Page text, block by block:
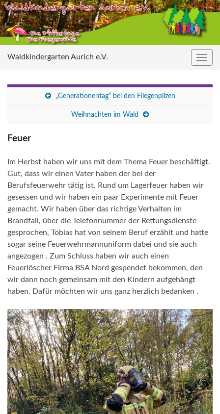
Waldkindergarten Aurich e.V.
„Generationentag“ bei den Fliegenpilzen
Weihnachten im Wald
Feuer
Im Herbst haben wir uns mit dem Thema Feuer beschäftigt.
Gut, dass wir einen Vater haben der bei der
Berufsfeuerwehr tätig ist. Rund um Lagerfeuer haben wir
gesessen und wir haben ein paar Experimente mit Feuer
gemacht. Wir haben über das richtige Verhalten im
Brandfall, über die Telefonnummer der Rettungsdienste
gesprochen, Tobias hat von seinem Beruf erzählt und hatte
sogar seine Feuerwehrmannuniform dabei und sie auch
angezogen . Zum Schluss haben wir auch einen
Feuerlöscher Firma BSA Nord gespendet bekommen, den
wir dann noch gemeinsam mit den Kindern aufgehängt
haben. Dafür möchten wir uns ganz herzlich bedanken .